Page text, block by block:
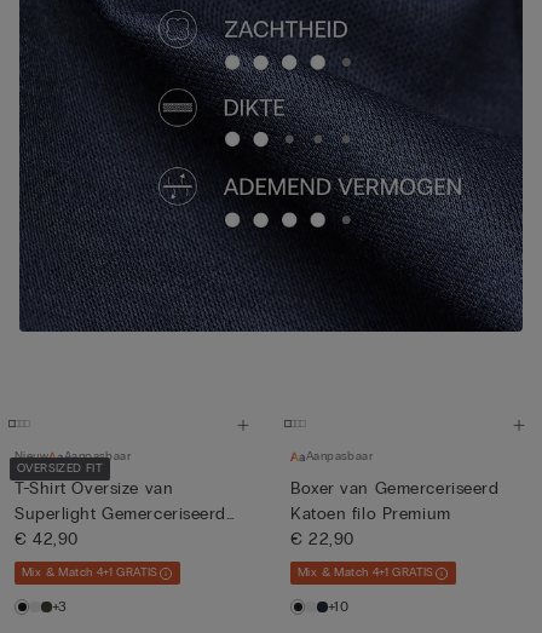
OVERSIZED FIT
Nieuw Aanpasbaar
T-Shirt Oversize van
Superlight Gemerceriseerd
Kat...
€ 42,90
Mix & Match 4+1 GRATIS
+3
Aanpasbaar
Boxer van Gemerceriseerd
Katoen filo Premium
€ 22,90
Mix & Match 4+1 GRATIS
+10